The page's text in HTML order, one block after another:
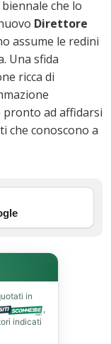
che lo
Direttore
assume le redini
Una sfida
ricca di
pronto ad affidarsi
che conoscono a
in
,
indicati